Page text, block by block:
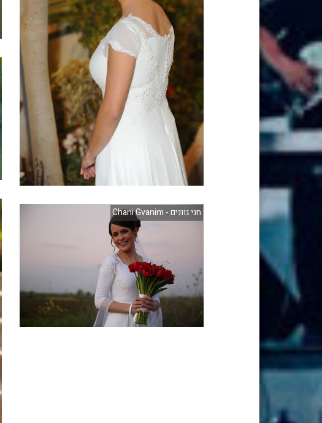
חני גוונים - Chani Gvanim